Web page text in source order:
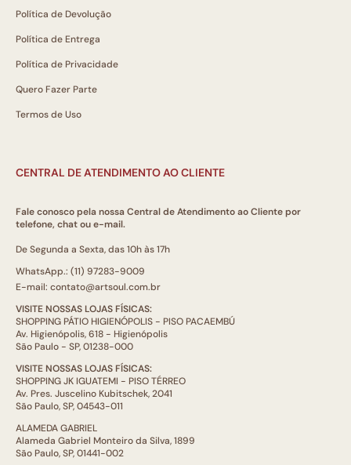
Política de Devolução
Política de Entrega
Política de Privacidade
Quero Fazer Parte
Termos de Uso
CENTRAL DE ATENDIMENTO AO CLIENTE
Fale conosco pela nossa Central de Atendimento ao Cliente por
telefone, chat ou e-mail.
De Segunda a Sexta, das 10h às 17h
WhatsApp.: (11) 97283-9009
E-mail: contato@artsoul.com.br
VISITE NOSSAS LOJAS FÍSICAS:
SHOPPING PÁTIO HIGIENÓPOLIS - PISO PACAEMBÚ
Av. Higienópolis, 618 - Higienópolis
São Paulo - SP, 01238-000
VISITE NOSSAS LOJAS FÍSICAS:
SHOPPING JK IGUATEMI - PISO TÉRREO
Av. Pres. Juscelino Kubitschek, 2041
São Paulo, SP, 04543-011
ALAMEDA GABRIEL
Alameda Gabriel Monteiro da Silva, 1899
São Paulo, SP, 01441-002